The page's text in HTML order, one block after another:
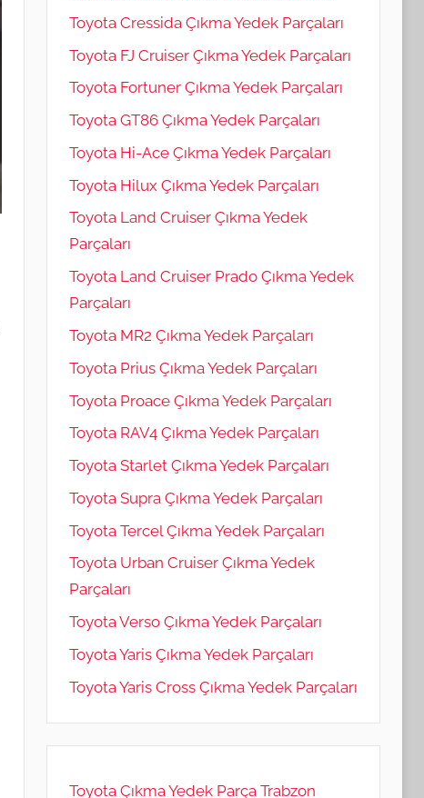
Toyota Cressida Çıkma Yedek Parçaları
Toyota FJ Cruiser Çıkma Yedek Parçaları
Toyota Fortuner Çıkma Yedek Parçaları
Toyota GT86 Çıkma Yedek Parçaları
Toyota Hi-Ace Çıkma Yedek Parçaları
Toyota Hilux Çıkma Yedek Parçaları
Toyota Land Cruiser Çıkma Yedek
Parçaları
Toyota Land Cruiser Prado Çıkma Yedek
Parçaları
Toyota MR2 Çıkma Yedek Parçaları
Toyota Prius Çıkma Yedek Parçaları
Toyota Proace Çıkma Yedek Parçaları
Toyota RAV4 Çıkma Yedek Parçaları
Toyota Starlet Çıkma Yedek Parçaları
Toyota Supra Çıkma Yedek Parçaları
Toyota Tercel Çıkma Yedek Parçaları
Toyota Urban Cruiser Çıkma Yedek
Parçaları
Toyota Verso Çıkma Yedek Parçaları
Toyota Yaris Çıkma Yedek Parçaları
Toyota Yaris Cross Çıkma Yedek Parçaları
Toyota Çıkma Yedek Parça Trabzon